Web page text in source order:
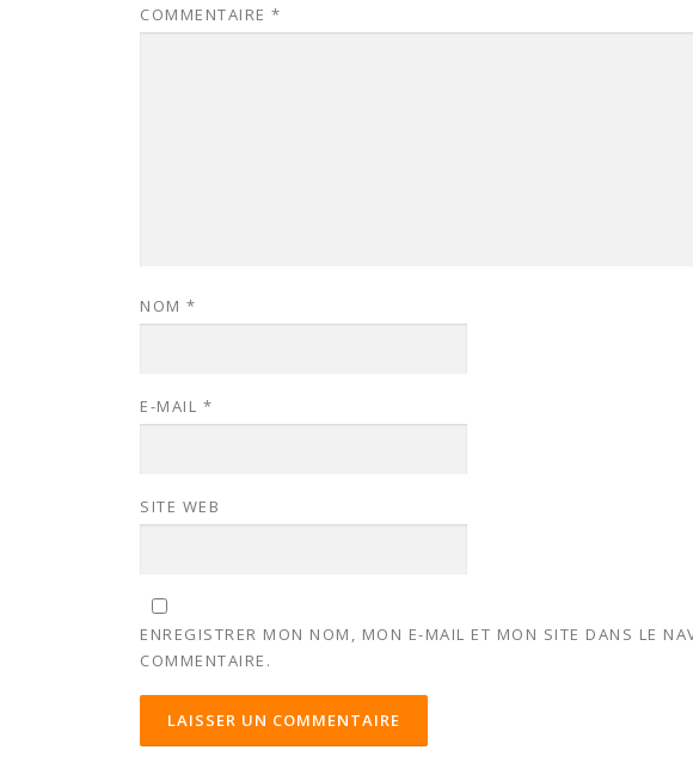
COMMENTAIRE *
NOM *
E-MAIL *
SITE WEB
ENREGISTRER MON NOM, MON E-MAIL ET MON SITE DANS LE
COMMENTAIRE.